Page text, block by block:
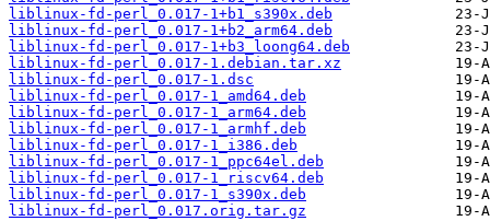
liblinux-fd-perl_0.017-1+b1_s390x.deb
liblinux-fd-perl_0.017-1+b2_arm64.deb
liblinux-fd-perl_0.017-1+b3_loong64.deb
liblinux-fd-perl_0.017-1.debian.tar.xz
liblinux-fd-perl_0.017-1.dsc
liblinux-fd-perl_0.017-1_amd64.deb
liblinux-fd-perl_0.017-1_arm64.deb
liblinux-fd-perl_0.017-1_armhf.deb
liblinux-fd-perl_0.017-1_i386.deb
liblinux-fd-perl_0.017-1_ppc64el.deb
liblinux-fd-perl_0.017-1_riscv64.deb
liblinux-fd-perl_0.017-1_s390x.deb
liblinux-fd-perl_0.017.orig.tar.gz